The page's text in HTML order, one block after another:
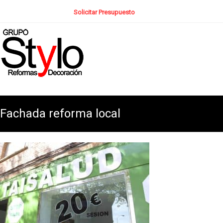
Solicitar Presupuesto
Fachada reforma local